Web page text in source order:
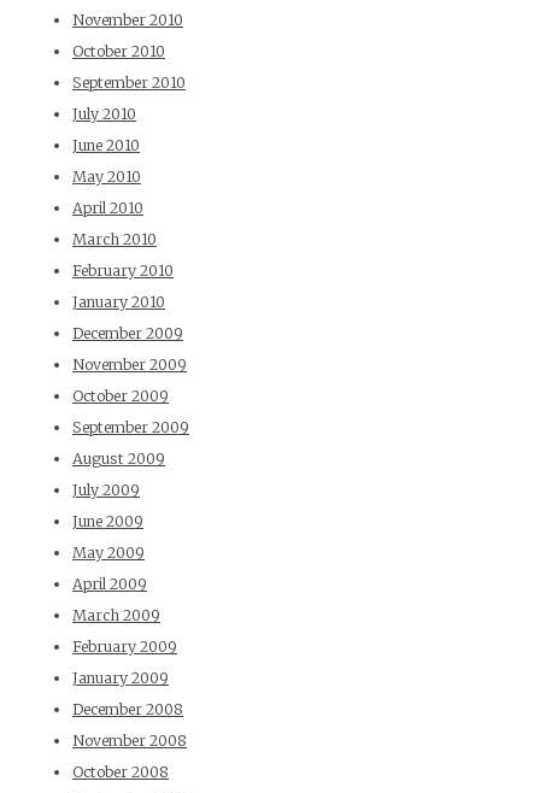
November 2010
October 2010
September 2010
July 2010
June 2010
May 2010
April 2010
March 2010
February 2010
January 2010
December 2009
November 2009
October 2009
September 2009
August 2009
July 2009
June 2009
May 2009
April 2009
March 2009
February 2009
January 2009
December 2008
November 2008
October 2008